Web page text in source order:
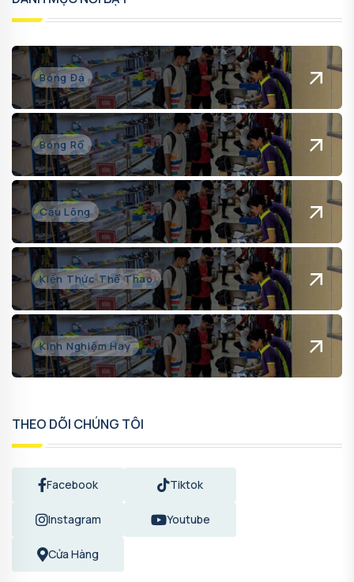
Bóng Đá
Bóng Rổ
Cầu Lông
Kiến Thức Thể Thao
Kinh Nghiệm Hay
THEO DÕI CHÚNG TÔI
Facebook Tiktok
Instagram Youtube
Cửa Hàng